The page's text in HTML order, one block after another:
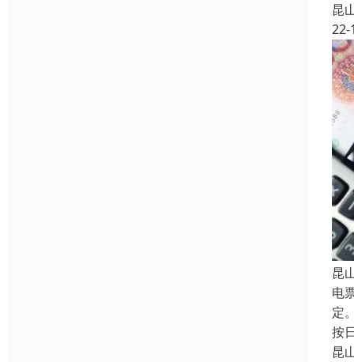
昆
22-
昆
电
定
按
昆